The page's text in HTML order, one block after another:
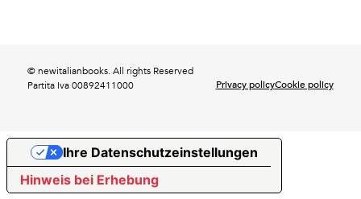
© newitalianbooks. All rights Reserved
Partita Iva 00892411000
Privacy policyCookie policy
Hinweis bei Erhebung
Ihre Datenschutzeinstellungen